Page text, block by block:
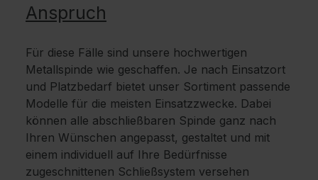
Anspruch
Für diese Fälle sind unsere hochwertigen
Metallspinde wie geschaffen. Je nach Einsatzort
und Platzbedarf bietet unser Sortiment passende
Modelle für die meisten Einsatzzwecke. Dabei
können alle abschließbaren Spinde ganz nach
Ihren Wünschen angepasst, gestaltet und mit
einem individuell auf Ihre Bedürfnisse
zugeschnittenen Schließsystem versehen